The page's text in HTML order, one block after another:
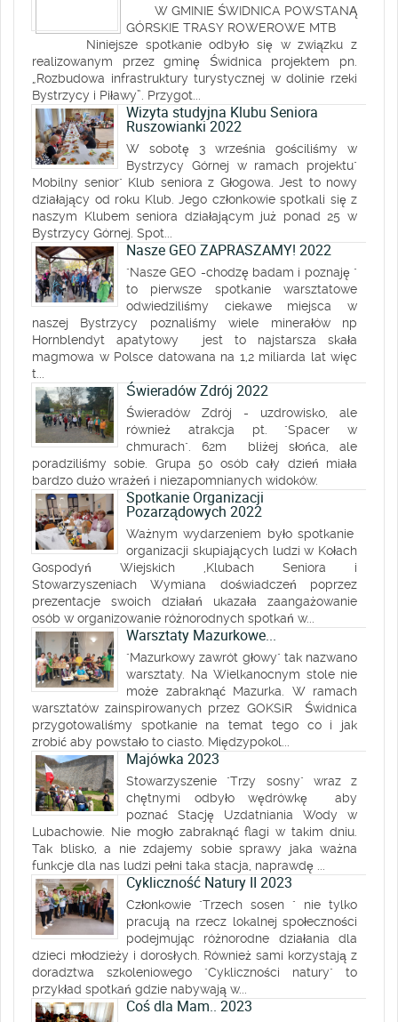
W GMINIE ŚWIDNICA POWSTANĄ
GÓRSKIE TRASY ROWEROWE MTB
Niniejsze spotkanie odbyło się w związku z
realizowanym przez gminę Świdnica projektem pn.
„Rozbudowa infrastruktury turystycznej w dolinie rzeki
Bystrzycy i Piławy”. Przygot...
Wizyta studyjna Klubu Seniora
Ruszowianki 2022
W sobotę 3 września gościliśmy w
Bystrzycy Górnej w ramach projektu"
Mobilny senior" Klub seniora z Głogowa. Jest to nowy
działający od roku Klub. Jego członkowie spotkali się z
naszym Klubem seniora działającym już ponad 25 w
Bystrzycy Górnej. Spot...
Nasze GEO ZAPRASZAMY! 2022
"Nasze GEO -chodzę badam i poznaję "
to pierwsze spotkanie warsztatowe
odwiedziliśmy ciekawe miejsca w
naszej Bystrzycy poznaliśmy wiele minerałów np
Hornblendyt apatytowy jest to najstarsza skała
magmowa w Polsce datowana na 1,2 miliarda lat więc
t...
Świeradów Zdrój 2022
Świeradów Zdrój - uzdrowisko, ale
również atrakcja pt. "Spacer w
chmurach". 62m bliżej słońca, ale
poradziliśmy sobie. Grupa 50 osób cały dzień miała
bardzo dużo wrażeń i niezapomnianych widoków.
Spotkanie Organizacji
Pozarządowych 2022
Ważnym wydarzeniem było spotkanie
organizacji skupiających ludzi w Kołach
Gospodyń Wiejskich ,Klubach Seniora i
Stowarzyszeniach Wymiana doświadczeń poprzez
prezentacje swoich działań ukazała zaangażowanie
osób w organizowanie różnorodnych spotkań w...
Warsztaty Mazurkowe...
"Mazurkowy zawrót głowy" tak nazwano
warsztaty. Na Wielkanocnym stole nie
może zabraknąć Mazurka. W ramach
warsztatów zainspirowanych przez GOKSiR Świdnica
przygotowaliśmy spotkanie na temat tego co i jak
zrobić aby powstało to ciasto. Międzypokol...
Majówka 2023
Stowarzyszenie "Trzy sosny" wraz z
chętnymi odbyło wędrówkę aby
poznać Stację Uzdatniania Wody w
Lubachowie. Nie mogło zabraknąć flagi w takim dniu.
Tak blisko, a nie zdajemy sobie sprawy jaka ważna
funkcje dla nas ludzi pełni taka stacja, naprawdę ...
Cykliczność Natury II 2023
Członkowie "Trzech sosen " nie tylko
pracują na rzecz lokalnej społeczności
podejmując różnorodne działania dla
dzieci młodzieży i dorosłych. Również sami korzystają z
doradztwa szkoleniowego "Cykliczności natury" to
przykład spotkań gdzie nabywają w...
Coś dla Mam.. 2023